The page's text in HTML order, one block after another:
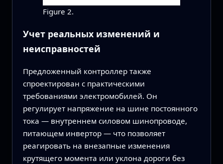
Figure 2.
Учет реальных изменений и
неисправностей
Предложенный контроллер также
спроектирован с практическими
требованиями электромобилей. Он
регулирует напряжение на шине постоянного
тока — внутреннем силовом шинопроводе,
питающем инвертор — что позволяет
реагировать на внезапные изменения
крутящего момента или уклона дороги без